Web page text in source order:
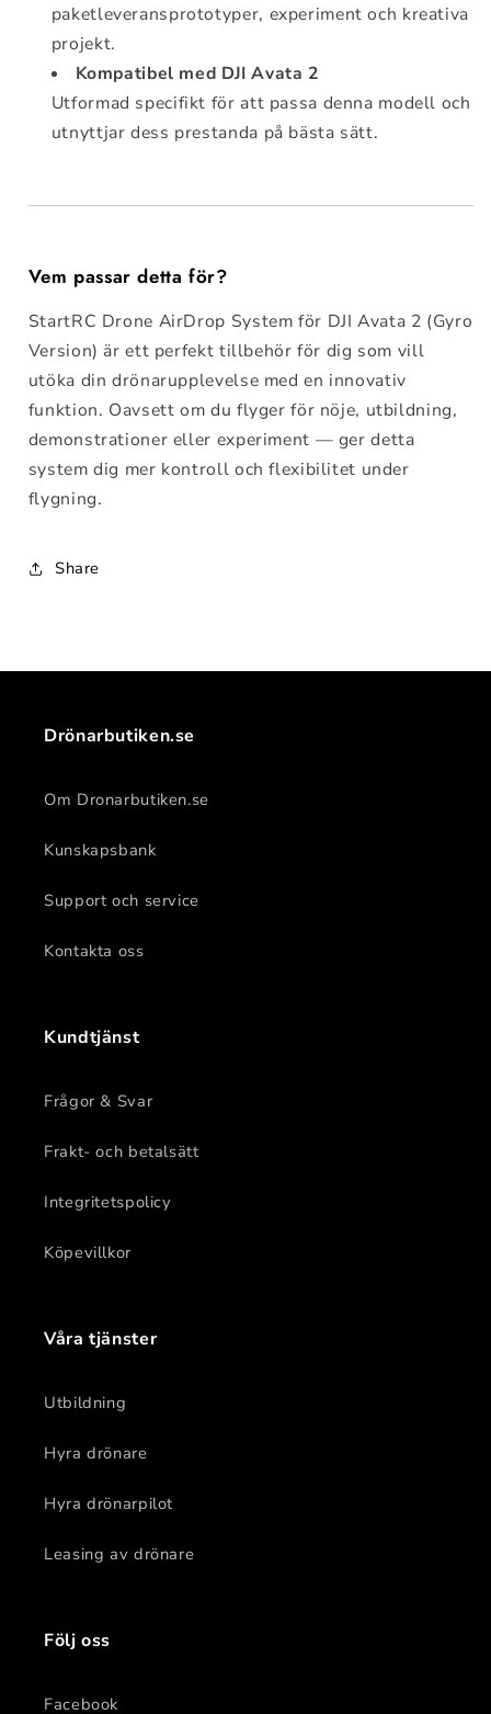
paketleveransprototyper, experiment och kreativa
projekt.
Kompatibel med DJI Avata 2
Utformad specifikt för att passa denna modell och
utnyttjar dess prestanda på bästa sätt.
Vem passar detta för?
StartRC Drone AirDrop System för DJI Avata 2 (Gyro
Version) är ett perfekt tillbehör för dig som vill
utöka din drönarupplevelse med en innovativ
funktion. Oavsett om du flyger för nöje, utbildning,
demonstrationer eller experiment — ger detta
system dig mer kontroll och flexibilitet under
flygning.
Share
Drönarbutiken.se
Om Dronarbutiken.se
Kunskapsbank
Support och service
Kontakta oss
Kundtjänst
Frågor & Svar
Frakt- och betalsätt
Integritetspolicy
Köpevillkor
Våra tjänster
Utbildning
Hyra drönare
Hyra drönarpilot
Leasing av drönare
Följ oss
Facebook